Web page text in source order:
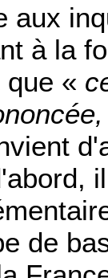
aux
à la
«
de